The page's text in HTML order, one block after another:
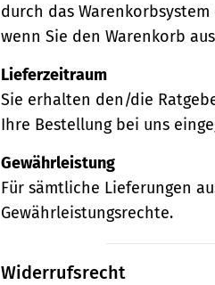
durch das
wenn Sie den Warenkorb
Lieferzeitraum
Sie erhalten den/die
Ihre Bestellung bei uns
Gewährleistung
Für sämtliche Lieferungen
Gewährleistungsrechte.
Widerrufsrecht